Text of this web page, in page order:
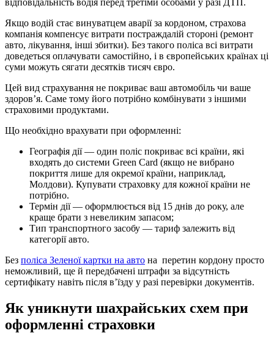
відповідальність водія перед третіми особами у разі ДТП.
Якщо водій стає винуватцем аварії за кордоном, страхова
компанія компенсує витрати постраждалій стороні (ремонт
авто, лікування, інші збитки). Без такого поліса всі витрати
доведеться оплачувати самостійно, і в європейських країнах ці
суми можуть сягати десятків тисяч євро.
Цей вид страхування не покриває ваш автомобіль чи ваше
здоров’я. Саме тому його потрібно комбінувати з іншими
страховими продуктами.
Що необхідно врахувати при оформленні:
Географія дії — один поліс покриває всі країни, які
входять до системи Green Card (якщо не вибрано
покриття лише для окремої країни, наприклад,
Молдови). Купувати страховку для кожної країни не
потрібно.
Термін дії — оформлюється від 15 днів до року, але
краще брати з невеликим запасом;
Тип транспортного засобу — тариф залежить від
категорії авто.
Без поліса Зеленої картки на авто на перетин кордону просто
неможливий, ще й передбачені штрафи за відсутність
сертифікату навіть після в’їзду у разі перевірки документів.
Як уникнути шахрайських схем при
оформленні страховки